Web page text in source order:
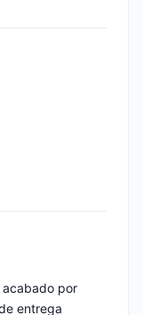
acabado por
entrega